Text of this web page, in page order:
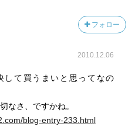
フォロー
2010.12.06
して買うまいと思ってなの
なさ、ですかね。
blog-entry-233.html